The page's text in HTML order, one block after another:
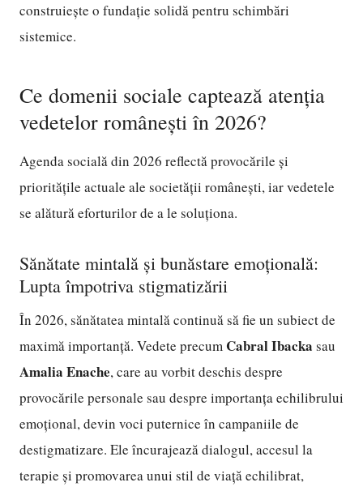
construiește o fundație solidă pentru schimbări
sistemice.
Ce domenii sociale captează atenția
vedetelor românești în 2026?
Agenda socială din 2026 reflectă provocările și
prioritățile actuale ale societății românești, iar vedetele
se alătură eforturilor de a le soluționa.
Sănătate mintală și bunăstare emoțională:
Lupta împotriva stigmatizării
În 2026, sănătatea mintală continuă să fie un subiect de
maximă importanță. Vedete precum Cabral Ibacka sau
Amalia Enache, care au vorbit deschis despre
provocările personale sau despre importanța echilibrului
emoțional, devin voci puternice în campaniile de
destigmatizare. Ele încurajează dialogul, accesul la
terapie și promovarea unui stil de viață echilibrat,